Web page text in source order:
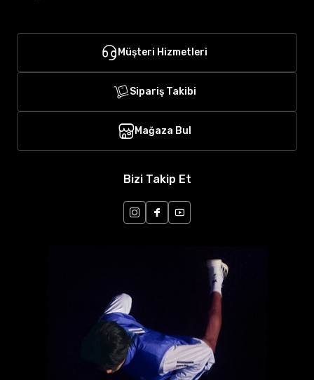
Müşteri Hizmetleri
Sipariş Takibi
Mağaza Bul
Bizi Takip Et